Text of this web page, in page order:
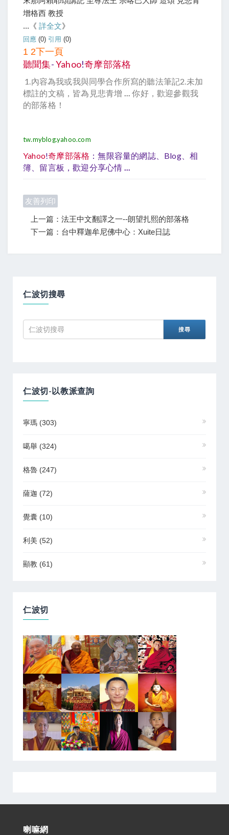
增格西 教授
...《 詳全文》
回應 (0) 引用 (0)
1 2下一頁
聽聞集-Yahoo!奇摩部落格
1.內容為我或我與同學合作所寫的聽法筆記2.未加
標註的文稿，皆為見悲青增 ... 你好，歡迎參觀我
的部落格！
tw.myblog.yahoo.com
Yahoo!奇摩部落格 ：無限容量的網誌、blog、相
簿、留言板，歡迎分享心情 ...
友善列印
上一篇：法王中文翻譯之一--朗望扎熙的部落格
下一篇：台中釋迦牟尼佛中心：Xuite日誌
仁波切搜尋
仁波切-以教派查詢
寧瑪 (303)
噶舉 (324)
格魯 (247)
薩迦 (72)
覺囊 (10)
利美 (52)
顯教 (61)
仁波切
喇嘛網